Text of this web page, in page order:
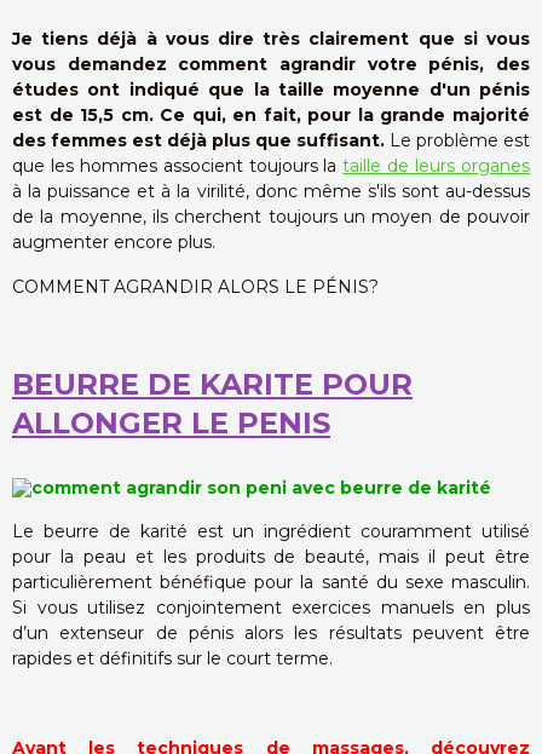
Je tiens déjà à vous dire très clairement que si vous
vous demandez comment agrandir votre pénis, des
études ont indiqué que la taille moyenne d'un pénis
est de 15,5 cm. Ce qui, en fait, pour la grande majorité
des femmes est déjà plus que suffisant. Le problème est
que les hommes associent toujours lataille de leurs organes
à la puissance et à la virilité, donc même s'ils sont au-dessus
de la moyenne, ils cherchent toujours un moyen de pouvoir
augmenter encore plus.
COMMENT AGRANDIR ALORS LE PÉNIS?
BEURRE DE KARITE POUR
ALLONGER LE PENIS
Le beurre de karité est un ingrédient couramment utilisé
pour la peau et les produits de beauté, mais il peut être
particulièrement bénéfique pour la santé du sexe masculin.
Si vous utilisez conjointement exercices manuels en plus
d’un extenseur de pénis alors les résultats peuvent être
rapides et définitifs sur le court terme.
Avant les techniques de massages, découvrez